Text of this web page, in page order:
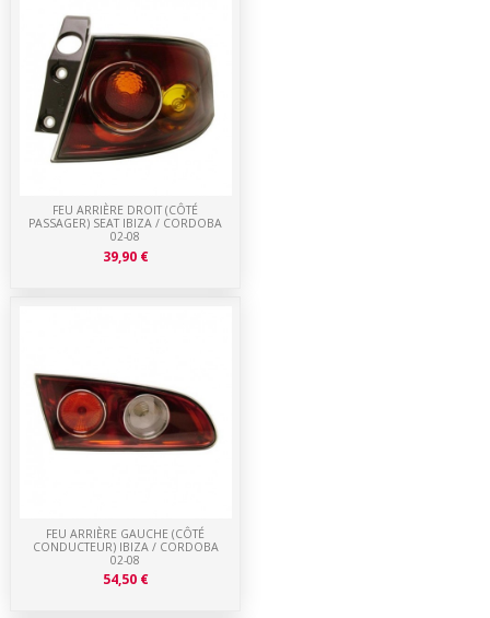
FEU ARRIÈRE GAUCHE (CÔTÉ
CONDUCTEUR) IBIZA / CORDOBA
02-08
54,50 €
FEU ARRIÈRE DROIT (CÔTÉ
PASSAGER) SEAT IBIZA / CORDOBA
02-08
39,90 €